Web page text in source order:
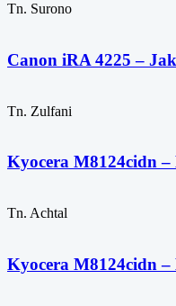
Tn. Surono
Canon iRA 4225 –
Tn. Zulfani
Kyocera M8124cidn –
Tn. Achtal
Kyocera M8124cidn –